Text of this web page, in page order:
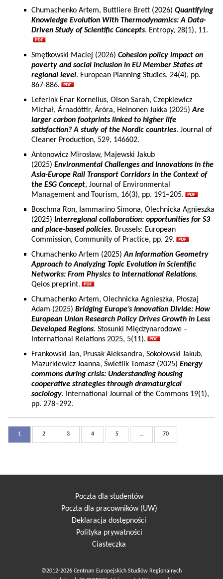
Chumachenko Artem, Buttliere Brett (2026) Quantifying
Knowledge Evolution With Thermodynamics: A Data-
Driven Study of Scientific Concepts. Entropy, 28(1), 11.
Smętkowski Maciej (2026) Cohesion policy impact on
poverty and social inclusion in EU Member States at
regional level. European Planning Studies, 24(4), pp.
867-886.
Leferink Enar Kornelius, Olson Sarah, Czepkiewicz
Michał, Árnadóttir, Áróra, Heinonen Jukka (2025)Are
larger carbon footprints linked to higher life
satisfaction? A study of the Nordic countries. Journal of
Cleaner Production, 529, 146602.
Antonowicz Mirosław, Majewski Jakub
(2025) Environmental Challenges and Innovations in the
Asia-Europe Rail Transport Corridors in the Context of
the ESG Concept, Journal of Environmental
Management and Tourism, 16(3), pp. 191–205.
Boschma Ron, Iammarino Simona, Olechnicka Agnieszka
(2025) Interregional collaboration: opportunities for S3
and place-based policies. Brussels: European
Commission, Community of Practice, pp. 29.
Chumachenko Artem (2025)An Information Geometry
Approach to Analyzing Topic Evolution in Scientific
Networks: From Physics to International Relations.
Qeios preprint.
Chumachenko Artem, Olechnicka Agnieszka, Płoszaj
Adam (2025) Bridging Europe’s Innovation Divide: How
European Union Research Policy Drives Growth in Less
Developed Regions. Stosunki Międzynarodowe –
International Relations 2025, 5(11).
Frankowski Jan, Prusak Aleksandra, Sokołowski Jakub,
Mazurkiewicz Joanna, Świetlik Tomasz (2025) Energy
commons during crisis: Understanding housing
cooperative strategies through dramaturgical
sociology. International Journal of the Commons 19(1),
pp. 278–292.
1 2 3 4 5 ... 70
Poczta dla studentów
Poczta dla pracowników (UW)
Deklaracja dostępności
Polityka prywatności
Ciasteczka
©2012-2026 Centrum Europejskich Studiów Regionalnych